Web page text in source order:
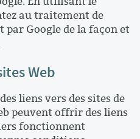
au traitement de
par Google de la façon et
Web
liens vers des sites de
peuvent offrir des liens
fonctionnent